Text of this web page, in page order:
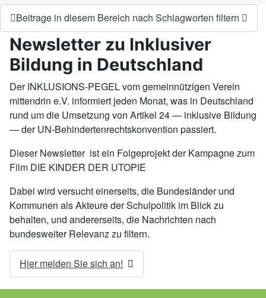
Beitrage in diesem Bereich nach Schlagworten filtern
Newsletter zu Inklusiver
Bildung in Deutschland
Der INKLUSIONS-PEGEL vom gemeinnützigen Verein
mittendrin e.V. informiert jeden Monat, was in Deutschland
rund um die Umsetzung von Artikel 24 — inklusive Bildung
— der UN-Behindertenrechtskonvention passiert.
Dieser Newsletter ist ein Folgeprojekt der Kampagne zum
Film DIE KINDER DER UTOPIE
Dabei wird versucht einerseits, die Bundesländer und
Kommunen als Akteure der Schulpolitik im Blick zu
behalten, und andererseits, die Nachrichten nach
bundesweiter Relevanz zu filtern.
Hier melden Sie sich an!